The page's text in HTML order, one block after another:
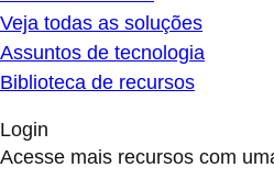
Veja todas as soluções
Assuntos de tecnologia
Biblioteca de recursos
Login
Acesse mais recursos com